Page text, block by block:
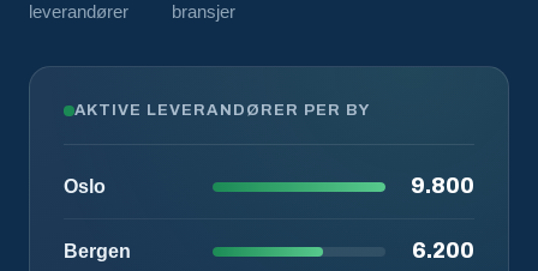
leverandører bransjer
AKTIVE LEVERANDØRER PER BY
Oslo 9.800
Bergen 6.200